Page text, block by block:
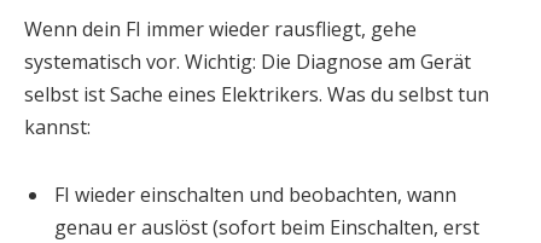
Wenn dein FI immer wieder rausfliegt, gehe
systematisch vor. Wichtig: Die Diagnose am Gerät
selbst ist Sache eines Elektrikers. Was du selbst tun
kannst:
FI wieder einschalten und beobachten, wann
genau er auslöst (sofort beim Einschalten, erst